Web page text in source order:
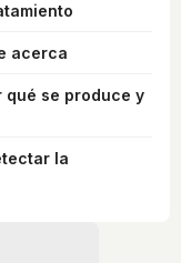
acerca
qué se produce y
la